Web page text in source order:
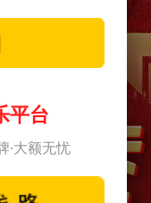
平台
·大额无忧